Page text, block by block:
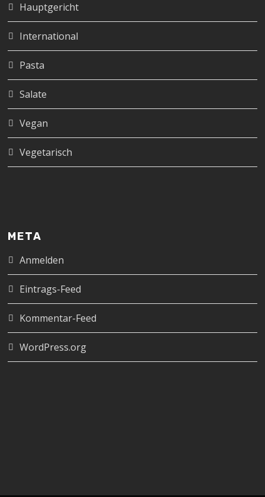
Hauptgericht
International
Pasta
Salate
Vegan
Vegetarisch
META
Anmelden
Eintrags-Feed
Kommentar-Feed
WordPress.org